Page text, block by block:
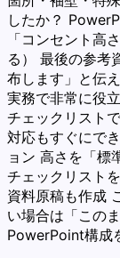
したか？
「コンセント高
る） 最後の参考
布します」と伝
実務で非常に役
チェックリスト
対応もすぐにで
ョン 高さを「標
チェックリスト
資料原稿も作成
い場合は「この
PowerPoint構成